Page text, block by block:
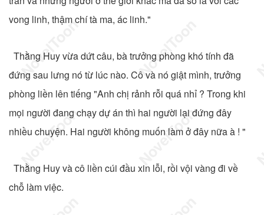
vong linh, thậm chí tà ma, ác linh."
Thằng Huy vừa dứt câu, bà trưởng phòng khó tính đã
đứng sau lưng nó từ lúc nào. Cô và nó giật mình, trưởng
phòng liền lên tiếng "Anh chị rảnh rỗi quá nhỉ ? Trong khi
mọi người đang chạy dự án thì hai người lại đứng đây
nhiều chuyện. Hai người không muốn làm ở đây nữa à ! "
Thằng Huy và cô liền cúi đầu xin lỗi, rồi vội vàng đi về
chỗ làm việc.